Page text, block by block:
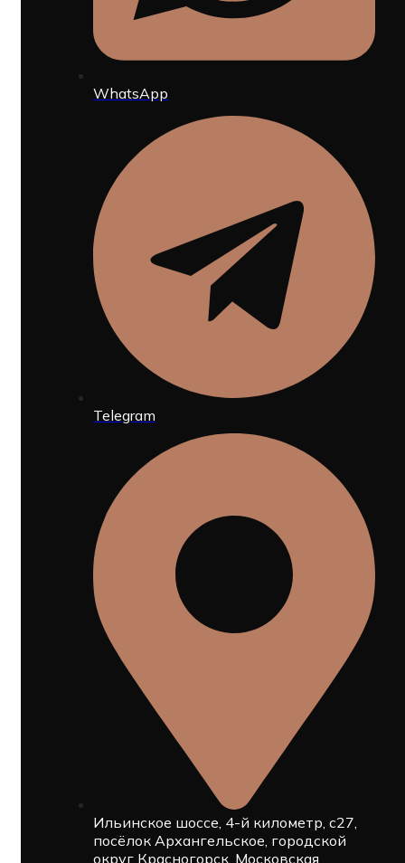
WhatsApp
Telegram
Ильинское шоссе, 4-й километр, с27,
посёлок Архангельское, городской
округ Красногорск, Московская